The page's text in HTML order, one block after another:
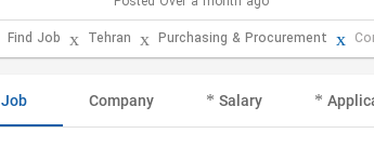
Find Job Tehran Purchasing & Procurement
Job Company Salary